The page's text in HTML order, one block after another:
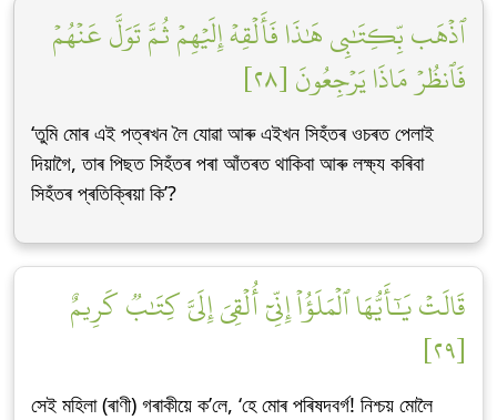
ٱذۡهَب بِّكِتَٰبِي هَٰذَا فَأَلۡقِهۡ إِلَيۡهِمۡ ثُمَّ تَوَلَّ عَنۡهُمۡ
فَٱنظُرۡ مَاذَا يَرۡجِعُونَ [٢٨]
‘তুমি মোৰ এই পত্ৰখন লৈ যোৱা আৰু এইখন সিহঁতৰ ওচৰত পেলাই
দিয়াগৈ, তাৰ পিছত সিহঁতৰ পৰা আঁতৰত থাকিবা আৰু লক্ষ্য কৰিবা
সিহঁতৰ প্ৰতিক্ৰিয়া কি’?
قَالَتۡ يَٰٓأَيُّهَا ٱلۡمَلَؤُاْ إِنِّيٓ أُلۡقِيَ إِلَيَّ كِتَٰبٞ كَرِيمٌ
[٢٩]
সেই মহিলা (ৰাণী) গৰাকীয়ে ক’লে, ‘হে মোৰ পৰিষদবৰ্গ! নিশ্চয় মোলৈ